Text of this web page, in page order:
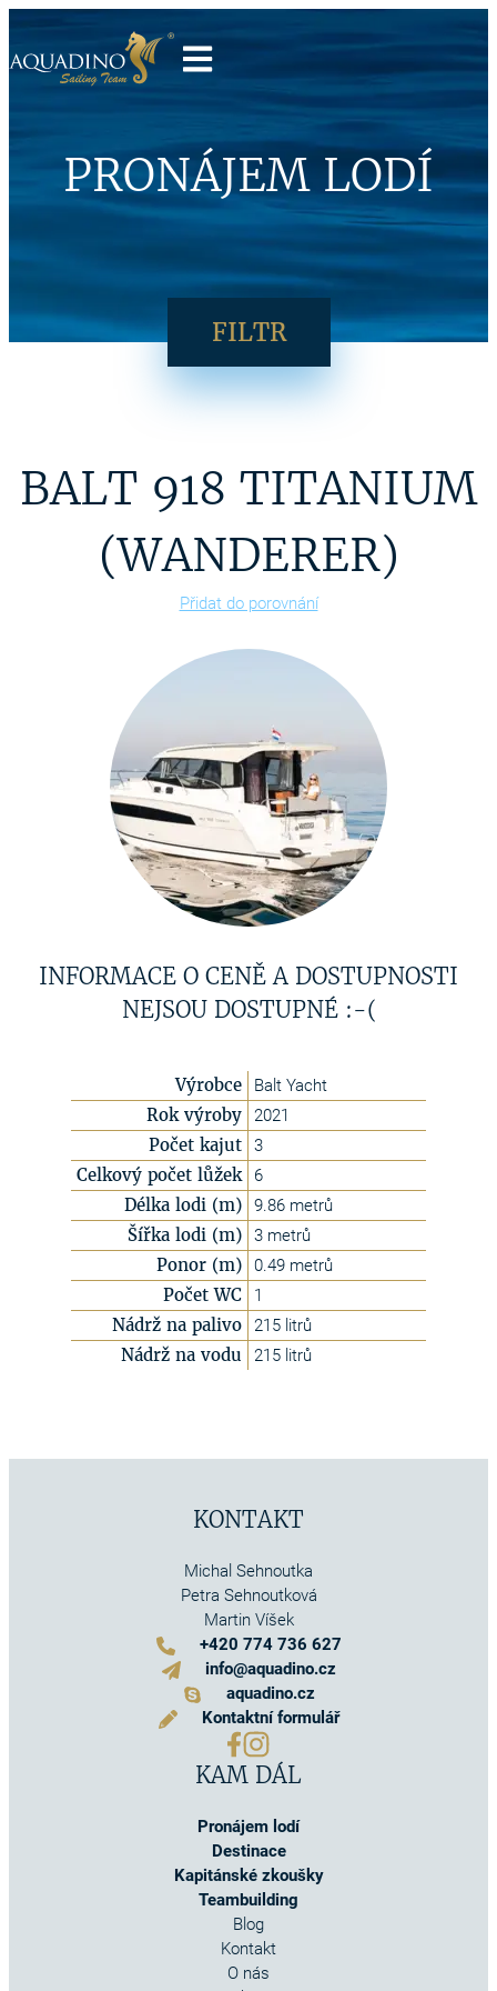
PRONÁJEM LODÍ
FILTR
BALT 918 TITANIUM
(WANDERER)
Přidat do porovnání
INFORMACE O CENĚ A DOSTUPNOSTI
NEJSOU DOSTUPNÉ :-(
Výrobce Balt Yacht
Rok výroby 2021
Počet kajut 3
Celkový počet lůžek 6
Délka lodi (m) 9.86 metrů
Šířka lodi (m) 3 metrů
Ponor (m) 0.49 metrů
Počet WC 1
Nádrž na palivo 215 litrů
Nádrž na vodu 215 litrů
KONTAKT
Michal Sehnoutka
Petra Sehnoutková
Martin Víšek
+420 774 736 627
info@aquadino.cz
aquadino.cz
Kontaktní formulář
KAM DÁL
Pronájem lodí
Destinace
Kapitánské zkoušky
Teambuilding
Blog
Kontakt
O nás